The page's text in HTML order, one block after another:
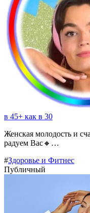
в 45+ как в 30
Женская молодость и
радуем Вас🔸…
#Здоровье и Фитнес
Публичный